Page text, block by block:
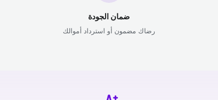
ضمان الجودة
رضاك مضمون أو استرداد أموالك